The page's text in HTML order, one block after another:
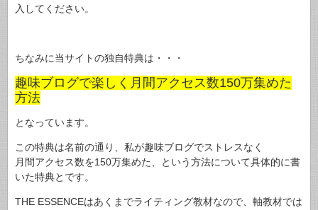
入してください。
ちなみに当サイトの独自特典は・・・
趣味ブログで楽しく月間アクセス数150万集めた
方法
となっています。
この特典は名前の通り、私が趣味ブログでストレスなく
月間アクセス数を150万集めた、という方法について具体的に書
いた特典とです。
THE ESSENCEはあくまでライティング教材なので、軸教材では